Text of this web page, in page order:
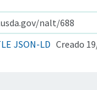
nalt/688
JSON-LD Creado